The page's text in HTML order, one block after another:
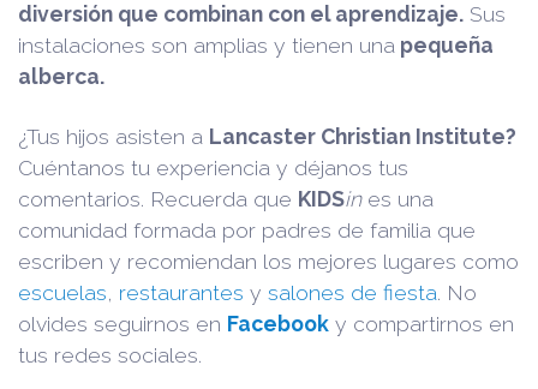
diversión que combinan con el aprendizaje. Sus
instalaciones son amplias y tienen una pequeña
alberca.
¿Tus hijos asisten a Lancaster Christian Institute?
Cuéntanos tu experiencia y déjanos tus
comentarios. Recuerda que KIDSin es una
comunidad formada por padres de familia que
escriben y recomiendan los mejores lugares como
escuelas restaurantes y salones de fiesta . No
olvides seguirnos en Facebook y compartirnos en
tus redes sociales.